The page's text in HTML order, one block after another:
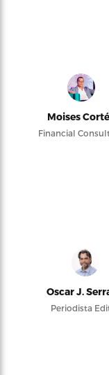
Moises
Financial
Oscar J.
Periodista